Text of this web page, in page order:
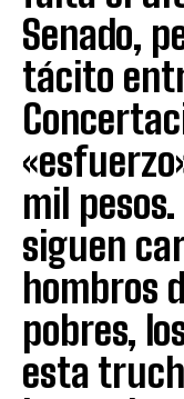
Senado,
tácito
mil
siguen
hombros
pobres,
esta